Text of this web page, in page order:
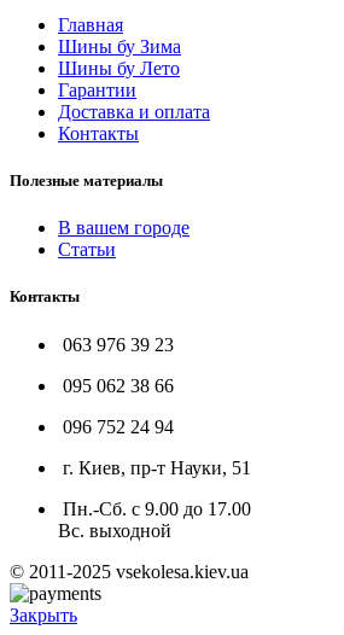
Главная
Шины бу Зима
Шины бу Лето
Гарантии
Доставка и оплата
Контакты
Полезные материалы
В вашем городе
Статьи
Контакты
063 976 39 23
095 062 38 66
096 752 24 94
г. Киев, пр-т Науки, 51
Пн.-Сб. с 9.00 до 17.00
Вс. выходной
© 2011-2025 vsekolesa.kiev.ua
Закрыть